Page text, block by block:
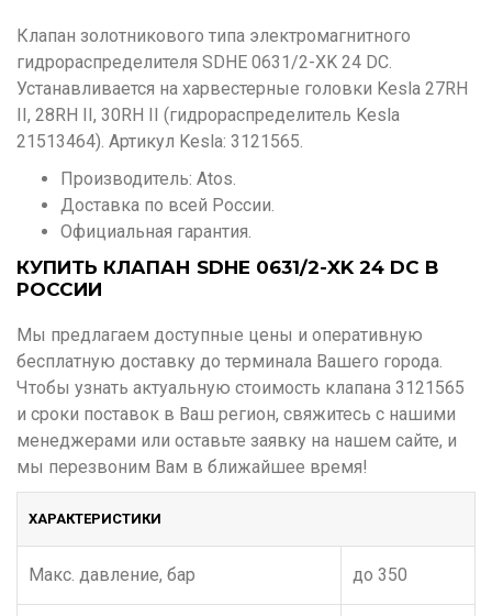
Клапан золотникового типа электромагнитного
гидрораспределителя SDHE 0631/2-XK 24 DC.
Устанавливается на харвестерные головки Kesla 27RH
II, 28RH II, 30RH II (гидрораспределитель Kesla
21513464). Артикул Kesla: 3121565.
Производитель: Atos.
Доставка по всей России.
Официальная гарантия.
КУПИТЬ КЛАПАН SDHE 0631/2-XK 24 DC В
РОССИИ
Мы предлагаем доступные цены и оперативную
бесплатную доставку до терминала Вашего города.
Чтобы узнать актуальную стоимость клапана 3121565
и сроки поставок в Ваш регион, свяжитесь с нашими
менеджерами или оставьте заявку на нашем сайте, и
мы перезвоним Вам в ближайшее время!
ХАРАКТЕРИСТИКИ
Макс. давление, бар до 350